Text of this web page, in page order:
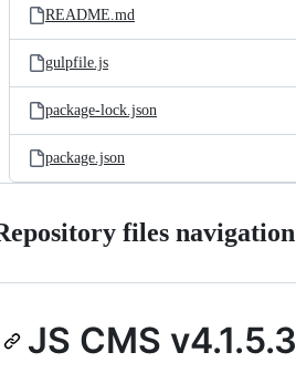
README.md
gulpfile.js
package-lock.json
package.json
files navigation
JS CMS v4.1.5.3